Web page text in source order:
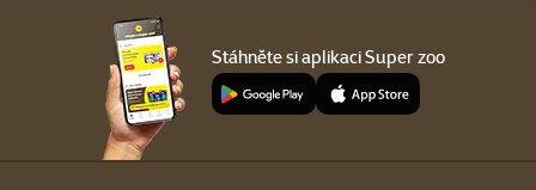
Stáhněte si aplikaci Super zoo